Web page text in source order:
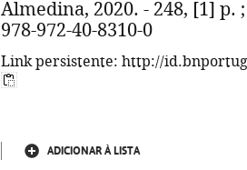
Almedina, 2020. - 248, [1] p.
978-972-40-8310-0
Link persistente: http://
ADICIONAR À LISTA